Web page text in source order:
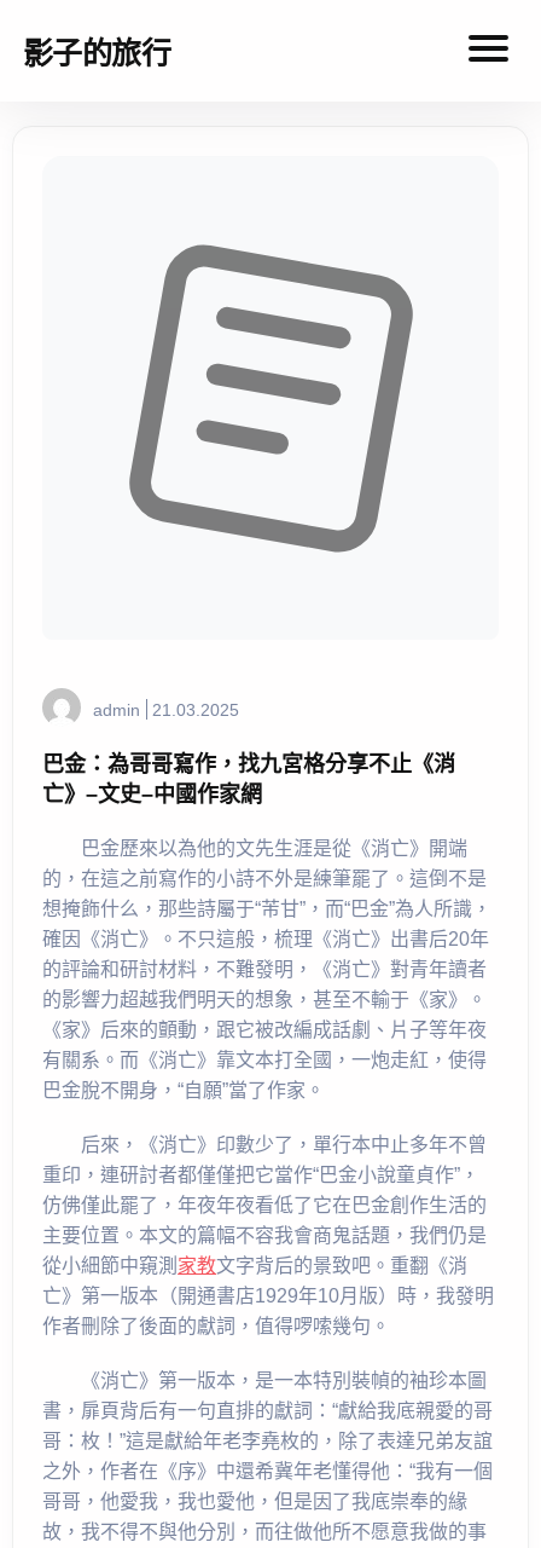
影子的旅行
admin 21.03.2025
巴金：為哥哥寫作，找九宮格分享不止《消
亡》–文史–中國作家網
巴金歷來以為他的文先生涯是從《消亡》開端
的，在這之前寫作的小詩不外是練筆罷了。這倒不是
想掩飾什么，那些詩屬于“芾甘”，而“巴金”為人所識，
確因《消亡》。不只這般，梳理《消亡》出書后20年
的評論和研討材料，不難發明，《消亡》對青年讀者
的影響力超越我們明天的想象，甚至不輸于《家》。
《家》后來的顫動，跟它被改編成話劇、片子等年夜
有關系。而《消亡》靠文本打全國，一炮走紅，使得
巴金脫不開身，“自願”當了作家。
后來，《消亡》印數少了，單行本中止多年不曾
重印，連研討者都僅僅把它當作“巴金小說童貞作”，
仿佛僅此罷了，年夜年夜看低了它在巴金創作生活的
主要位置。本文的篇幅不容我會商鬼話題，我們仍是
從小細節中窺測 家教文字背后的景致吧。重翻《消
亡》第一版本（開通書店1929年10月版）時，我發明
作者刪除了後面的獻詞，值得啰嗦幾句。
《消亡》第一版本，是一本特別裝幀的袖珍本圖
書，扉頁背后有一句直排的獻詞：“獻給我底親愛的哥
哥：枚！”這是獻給年老李堯枚的，除了表達兄弟友誼
之外，作者在《序》中還希冀年老懂得他：“我有一個
哥哥，他愛我，我也愛他，但是因了我底崇奉的緣
故，我不得不與他分別，而往做他所不愿意我做的事